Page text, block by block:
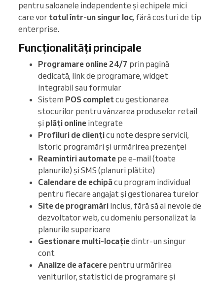
pentru saloanele independente și echipele mici
care vor totul într-un singur loc, fără costuri de tip
enterprise.
Funcționalități principale
Programare online 24/7 prin pagină
dedicată, link de programare, widget
integrabil sau formular
Sistem POS completcu gestionarea
stocurilor pentru vânzarea produselor retail
și plăți online integrate
Profiluri de cliențicu note despre servicii,
istoric programări și urmărirea prezenței
Reamintiri automate pe e-mail (toate
planurile) și SMS (planuri plătite)
Calendare de echipăcu program individual
pentru fiecare angajat și gestionarea turelor
Site de programări inclus, fără să ai nevoie de
dezvoltator web, cu domeniu personalizat la
planurile superioare
Gestionare multi-locațiedintr-un singur
cont
Analize de afacere pentru urmărirea
veniturilor, statistici de programare și